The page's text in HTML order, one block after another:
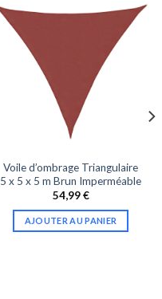
Voile d’ombrage Triangulaire
5 x 5 x 5 m Brun Imperméable
54,99€
AJOUTER AU PANIER